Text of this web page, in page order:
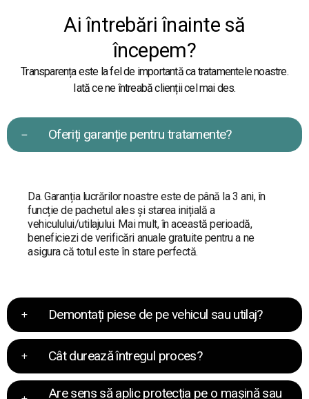
Ai întrebări înainte să
începem?
Transparența este la fel de importantă ca tratamentele noastre.
Iată ce ne întreabă clienții cel mai des.
Oferiți garanție pentru tratamente?
Da. Garanția lucrărilor noastre este de până la 3 ani, în
funcție de pachetul ales și starea inițială a
vehiculului/utilajului. Mai mult, în această perioadă,
beneficiezi de verificări anuale gratuite pentru a ne
asigura că totul este în stare perfectă.
Demontați piese de pe vehicul sau utilaj?
Cât durează întregul proces?
Are sens să aplic protecția pe o mașină sau